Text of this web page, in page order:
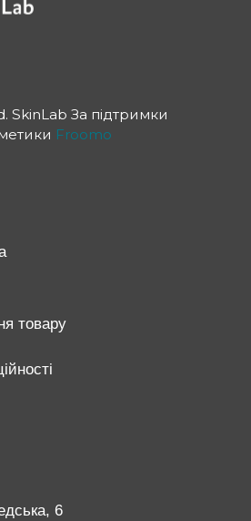
SkinLab За підтримки
Froomo
товару
6